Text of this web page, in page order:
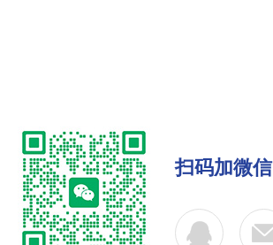
扫码加微信